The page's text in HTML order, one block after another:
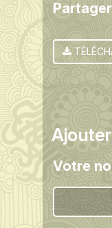
Votre